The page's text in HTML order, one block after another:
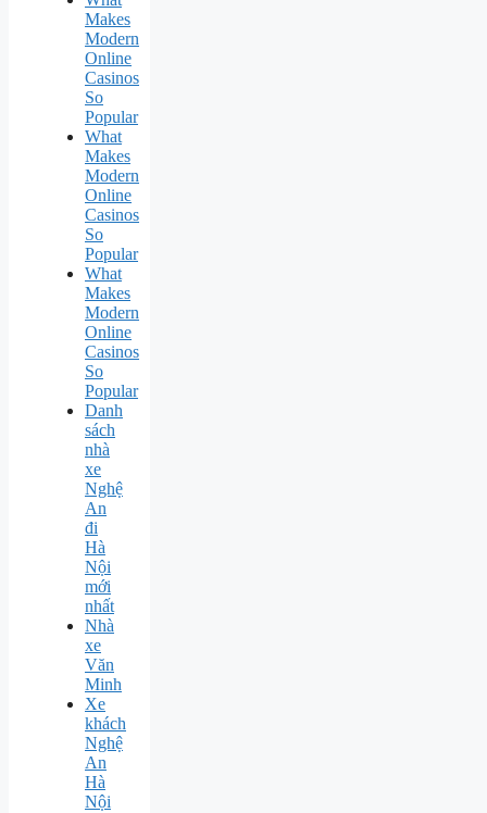
Makes
Modern
Online
Casinos
So
Popular
What
Makes
Modern
Online
Casinos
So
Popular
What
Makes
Modern
Online
Casinos
So
Popular
Danh
sách
nhà
xe
Nghệ
An
đi
Hà
Nội
mới
nhất
Nhà
xe
Văn
Minh
Xe
khách
Nghệ
An
Hà
Nội